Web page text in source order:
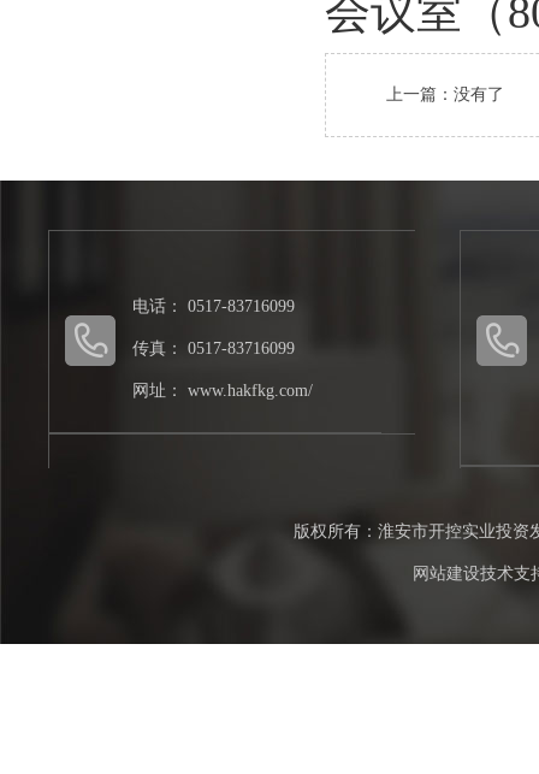
会议室（
上一篇：没有了
电话： 0517-83716099
传真： 0517-83716099
网址： www.hakfkg.com/
版权所有：淮安市开控实业投资
网站建设技术支